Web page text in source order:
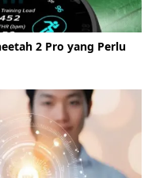
2 Pro yang Perlu